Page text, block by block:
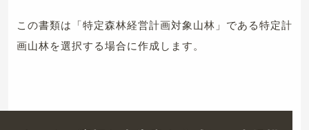
この書類は「特定森林経営計画対象山林」である特定計
画山林を選択する場合に作成します。